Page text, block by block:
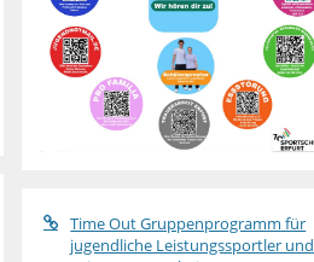
Time Out Gruppenprogramm für
jugendliche Leistungssportler und